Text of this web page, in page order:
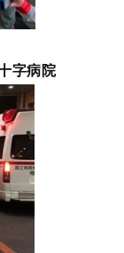
字病院